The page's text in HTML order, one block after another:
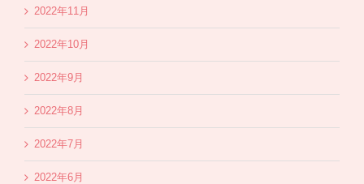
2022年11月
2022年10月
2022年9月
2022年8月
2022年7月
2022年6月